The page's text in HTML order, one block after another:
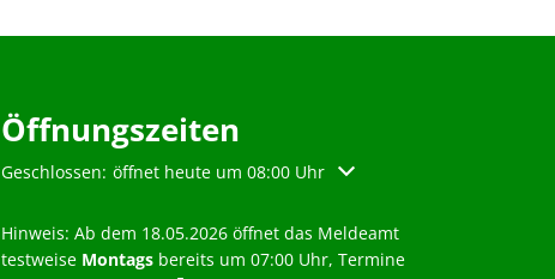
Öffnungszeiten
Klicken, um weitere Öffnungs- oder Schließzeiten auszublenden
Geschlossen: öffnet heute um 08:00 Uhr
Hinweis: Ab dem 18.05.2026 öffnet das Meldeamt
testweise Montags bereits um 07:00 Uhr, Termine